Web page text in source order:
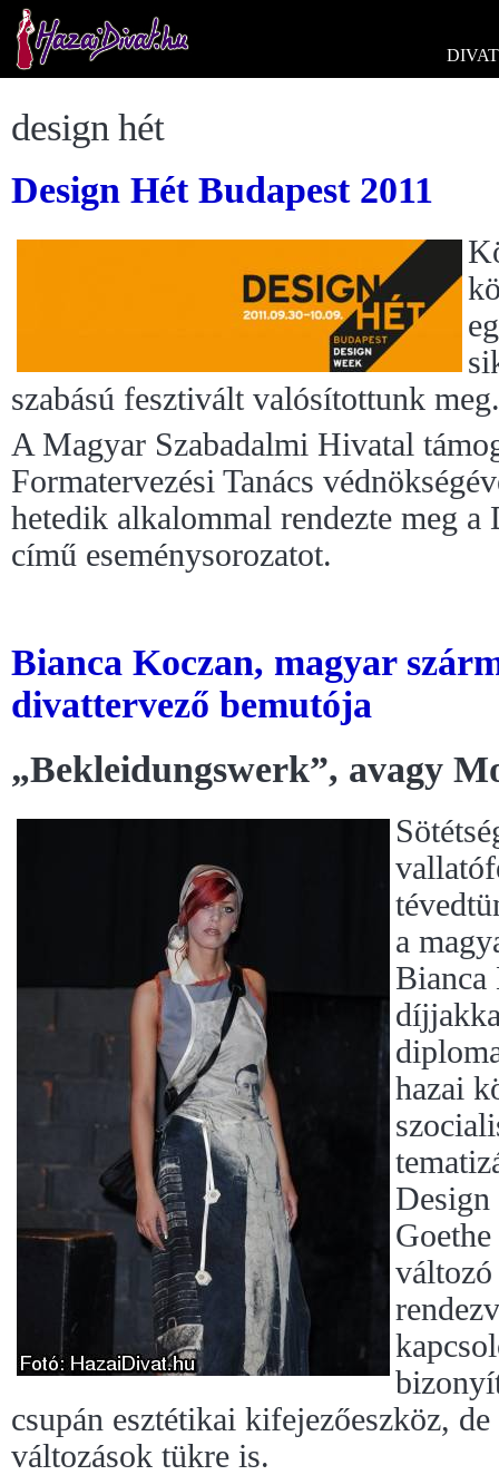
DIVAT
design hét
Design Hét Budapest 2011
szabású fesztivált valósítottunk meg.
A Magyar Szabadalmi Hivatal
Formatervezési Tanács
hetedik alkalommal rendezte meg a
című eseménysorozatot.
Bianca Koczan, magyar
divattervező bemutója
„Bekleidungswerk”, avagy
a
Bianca
hazai
Design
csupán esztétikai kifejezőeszköz,
változások tükre is.